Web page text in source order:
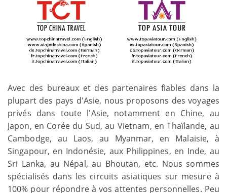
Avec des bureaux et des partenaires fiables dans la
plupart des pays d'Asie, nous proposons des voyages
privés dans toute l'Asie, notamment en Chine, au
Japon, en Corée du Sud, au Vietnam, en Thaïlande, au
Cambodge, au Laos, au Myanmar, en Malaisie, à
Singapour, en Indonésie, aux Philippines, en Inde, au
Sri Lanka, au Népal, au Bhoutan, etc. Nous sommes
spécialisés dans les circuits asiatiques sur mesure à
100% pour répondre à vos attentes personnelles. Peu